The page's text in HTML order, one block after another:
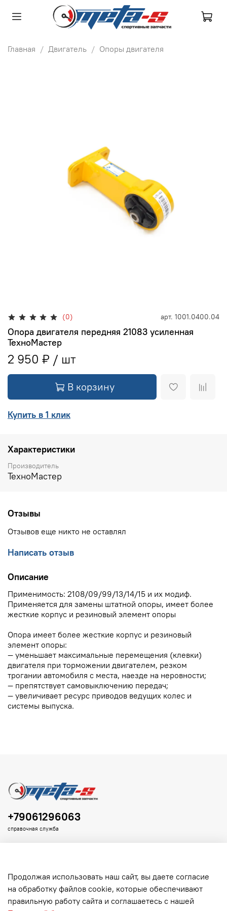
Главная Двигатель Опоры двигателя
(0) арт. 1001.0400.04
Опора двигателя передняя 21083 усиленная
ТехноМастер
2 950 ₽
В корзину
Купить в 1 клик
Характеристики
Производитель
ТехноМастер
Отзывы
Отзывов еще никто не оставлял
Написать отзыв
Описание
Применимость: 2108/09/99/13/14/15 и их модиф.
Применяется для замены штатной опоры, имеет более
жесткие корпус и резиновый элемент опоры
Опора имеет более жесткие корпус и резиновый
элемент опоры:
— уменьшает максимальные перемещения (клевки)
двигателя при торможении двигателем, резком
трогании автомобиля с места, наезде на неровности;
— препятствует самовыключению передач;
— увеличивает ресурс приводов ведущих колес и
системы выпуска.
Клиенту
+79061296063
справочная служба
Продолжая использовать наш сайт, вы даете согласие
на обработку файлов cookie, которые обеспечивают
правильную работу сайта и соглашаетесь с нашей